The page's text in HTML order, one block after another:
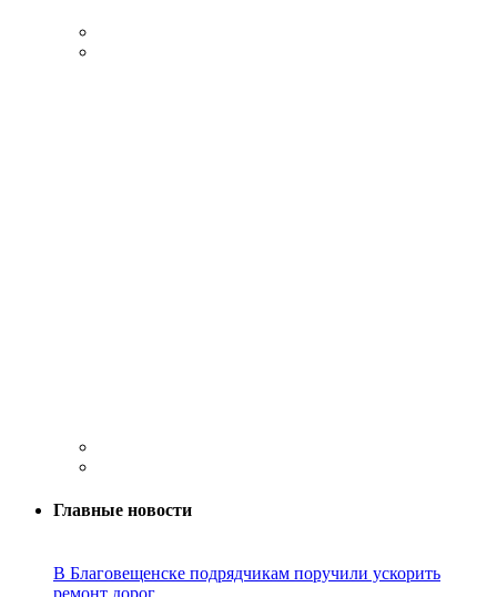
Главные новости
В Благовещенске подрядчикам поручили ускорить